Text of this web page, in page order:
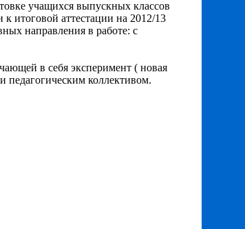
учащихся выпускных классов
итоговой аттестации на 2012/13
направления в работе: с
в себя эксперимент ( новая
педагогическим коллективом.